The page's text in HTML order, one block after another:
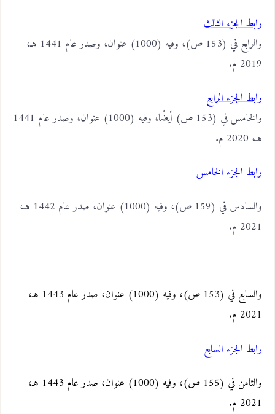
رابط الجزء الثالث
والرابع في (153 ص)، وفيه (1000) عنوان، وصدر عام 1441 هـ،
2019 م.
رابط الجزء الرابع
والخامس في (153 ص) أيضًا، وفيه (1000) عنوان، وصدر عام 1441
هـ، 2020 م.
رابط الجزء الخامس
والسادس في (159 ص)، وفيه (1000) عنوان، صدر عام 1442 هـ،
2021 م.
والسابع في (153 ص)، وفيه (1000) عنوان، صدر عام 1443 هـ،
2021 م .
رابط الجزء السابع
والثامن في (155 ص)، وفيه (1000) عنوان، صدر عام 1443 هـ،
2021 م .